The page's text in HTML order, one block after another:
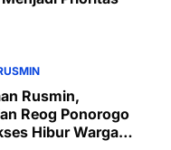
Rusmin,
Reog Ponorogo
Hibur Warga